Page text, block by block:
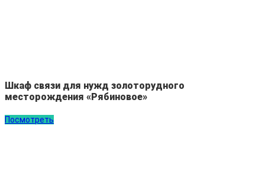
Шкаф связи для нужд золоторудного
месторождения «Рябиновое»
Посмотреть